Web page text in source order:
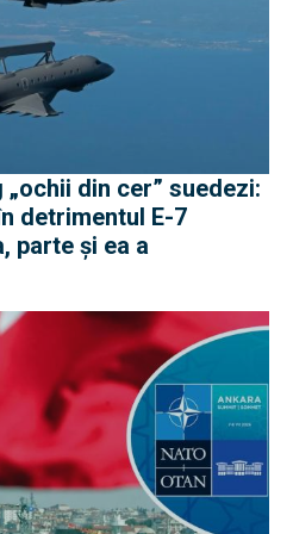
din cer” suedezi:
detrimentul E-7
parte și ea a